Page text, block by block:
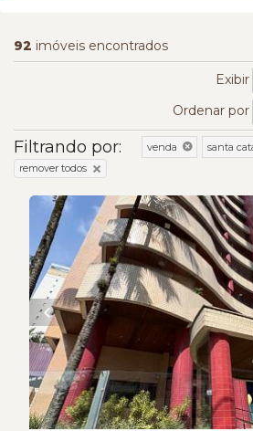
92 imóveis encontrados
Exibir
Ordenar por
Filtrando por: venda santa
remover todos